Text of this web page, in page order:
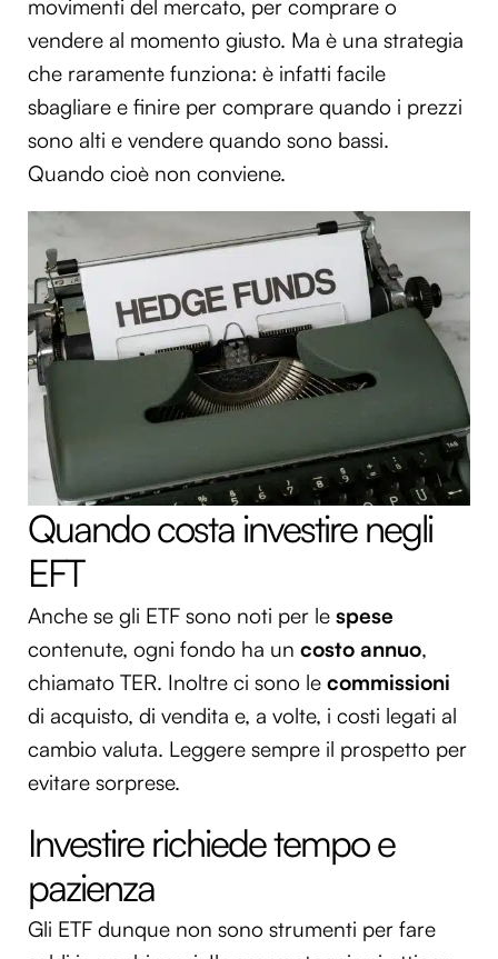
movimenti del mercato, per comprare o
vendere al momento giusto. Ma è una strategia
che raramente funziona: è infatti facile
sbagliare e finire per comprare quando i prezzi
sono alti e vendere quando sono bassi.
Quando cioè non conviene.
Quando costa investire negli
EFT
Anche se gli ETF sono noti per le spese
contenute, ogni fondo ha un costo annuo,
chiamato TER. Inoltre ci sono le commissioni
di acquisto, di vendita e, a volte, i costi legati al
cambio valuta. Leggere sempre il prospetto per
evitare sorprese.
Investire richiede tempo e
pazienza
Gli ETF dunque non sono strumenti per fare